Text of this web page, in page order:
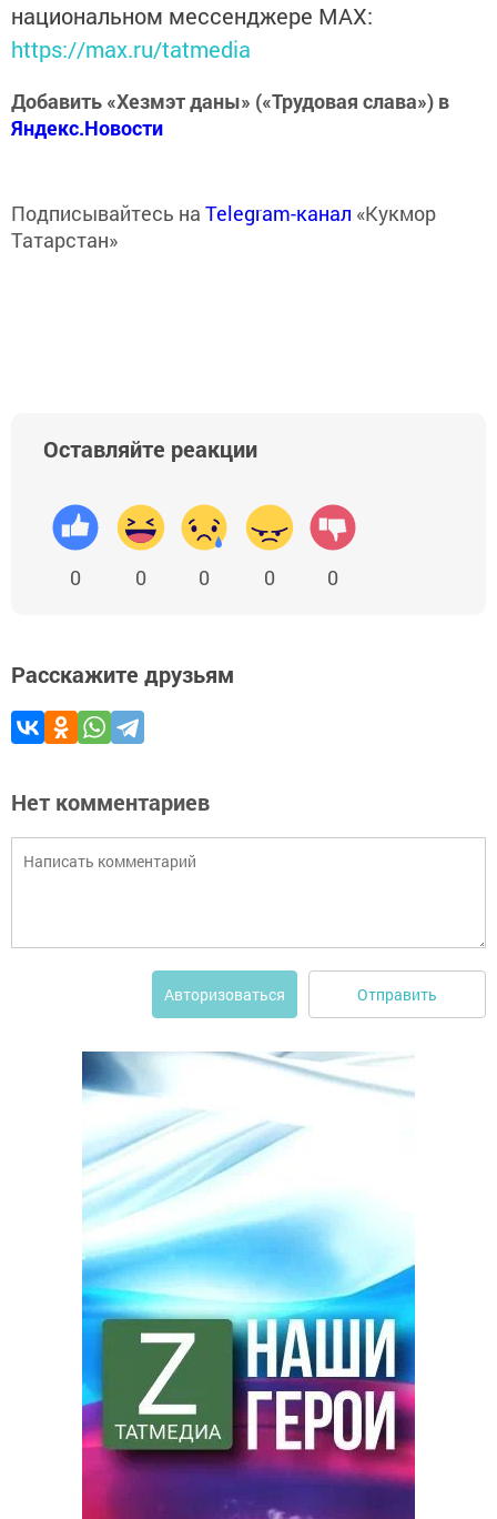
национальном мессенджере MАХ:
https://max.ru/tatmedia
Добавить «Хезмэт даны» («Трудовая слава») в
Яндекс.Новости
Подписывайтесь на Telegram-канал «Кукмор
Татарстан»
Оставляйте реакции
0 0 0 0 0
Расскажите друзьям
Нет комментариев
Авторизоваться Отправить